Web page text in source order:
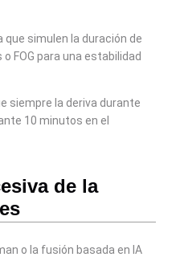
simulen la duración de
FOG para una estabilidad
siempre la deriva durante
10 minutos en el
de la
o la fusión basada en IA